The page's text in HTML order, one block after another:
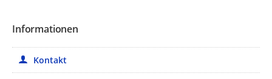
Informationen
Kontakt